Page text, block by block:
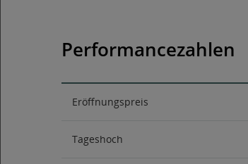
Performancezahlen
Eröffnungspreis
Tageshoch